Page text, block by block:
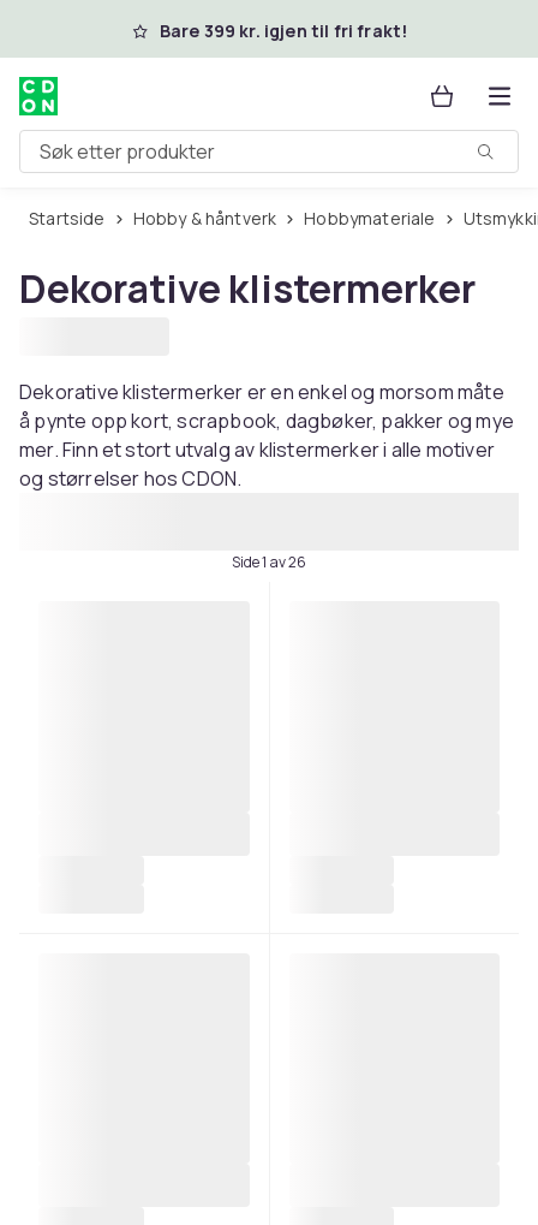
Hopp til hovedinnholdBare 399 kr. igjen til fri frakt!
Søk etter produkter
Startside Hobby & håntverk Hobbymateriale
Dekorative klistermerker
Dekorative klistermerker er en enkel og morsom måte
å pynte opp kort, scrapbook, dagbøker, pakker og mye
mer. Finn et stort utvalg av klistermerker i alle motiver
og størrelser hos CDON.
Side 1 av 26